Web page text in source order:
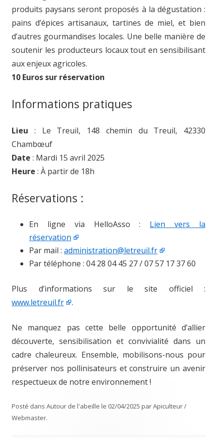
produits paysans seront proposés à la dégustation :
pains d’épices artisanaux, tartines de miel, et bien
d’autres gourmandises locales. Une belle manière de
soutenir les producteurs locaux tout en sensibilisant
aux enjeux agricoles.
10 Euros sur réservation
Informations pratiques
Lieu : Le Treuil, 148 chemin du Treuil, 42330
Chambœuf
Date : Mardi 15 avril 2025
Heure : À partir de 18h
Réservations :
En ligne via HelloAsso : Lien vers la
réservation
Par mail : administration@letreuil.fr
Par téléphone : 04 28 04 45 27 / 07 57 17 37 60
Plus d’informations sur le site officiel :
www.letreuil.fr
.
Ne manquez pas cette belle opportunité d’allier
découverte, sensibilisation et convivialité dans un
cadre chaleureux. Ensemble, mobilisons-nous pour
préserver nos pollinisateurs et construire un avenir
respectueux de notre environnement !
Posté dans Autour de l'abeille le 02/04/2025 parApiculteur /
Webmaster.